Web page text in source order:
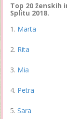
Top 20 ženskih
Splitu 2018.
Marta
Rita
Mia
Petra
Sara